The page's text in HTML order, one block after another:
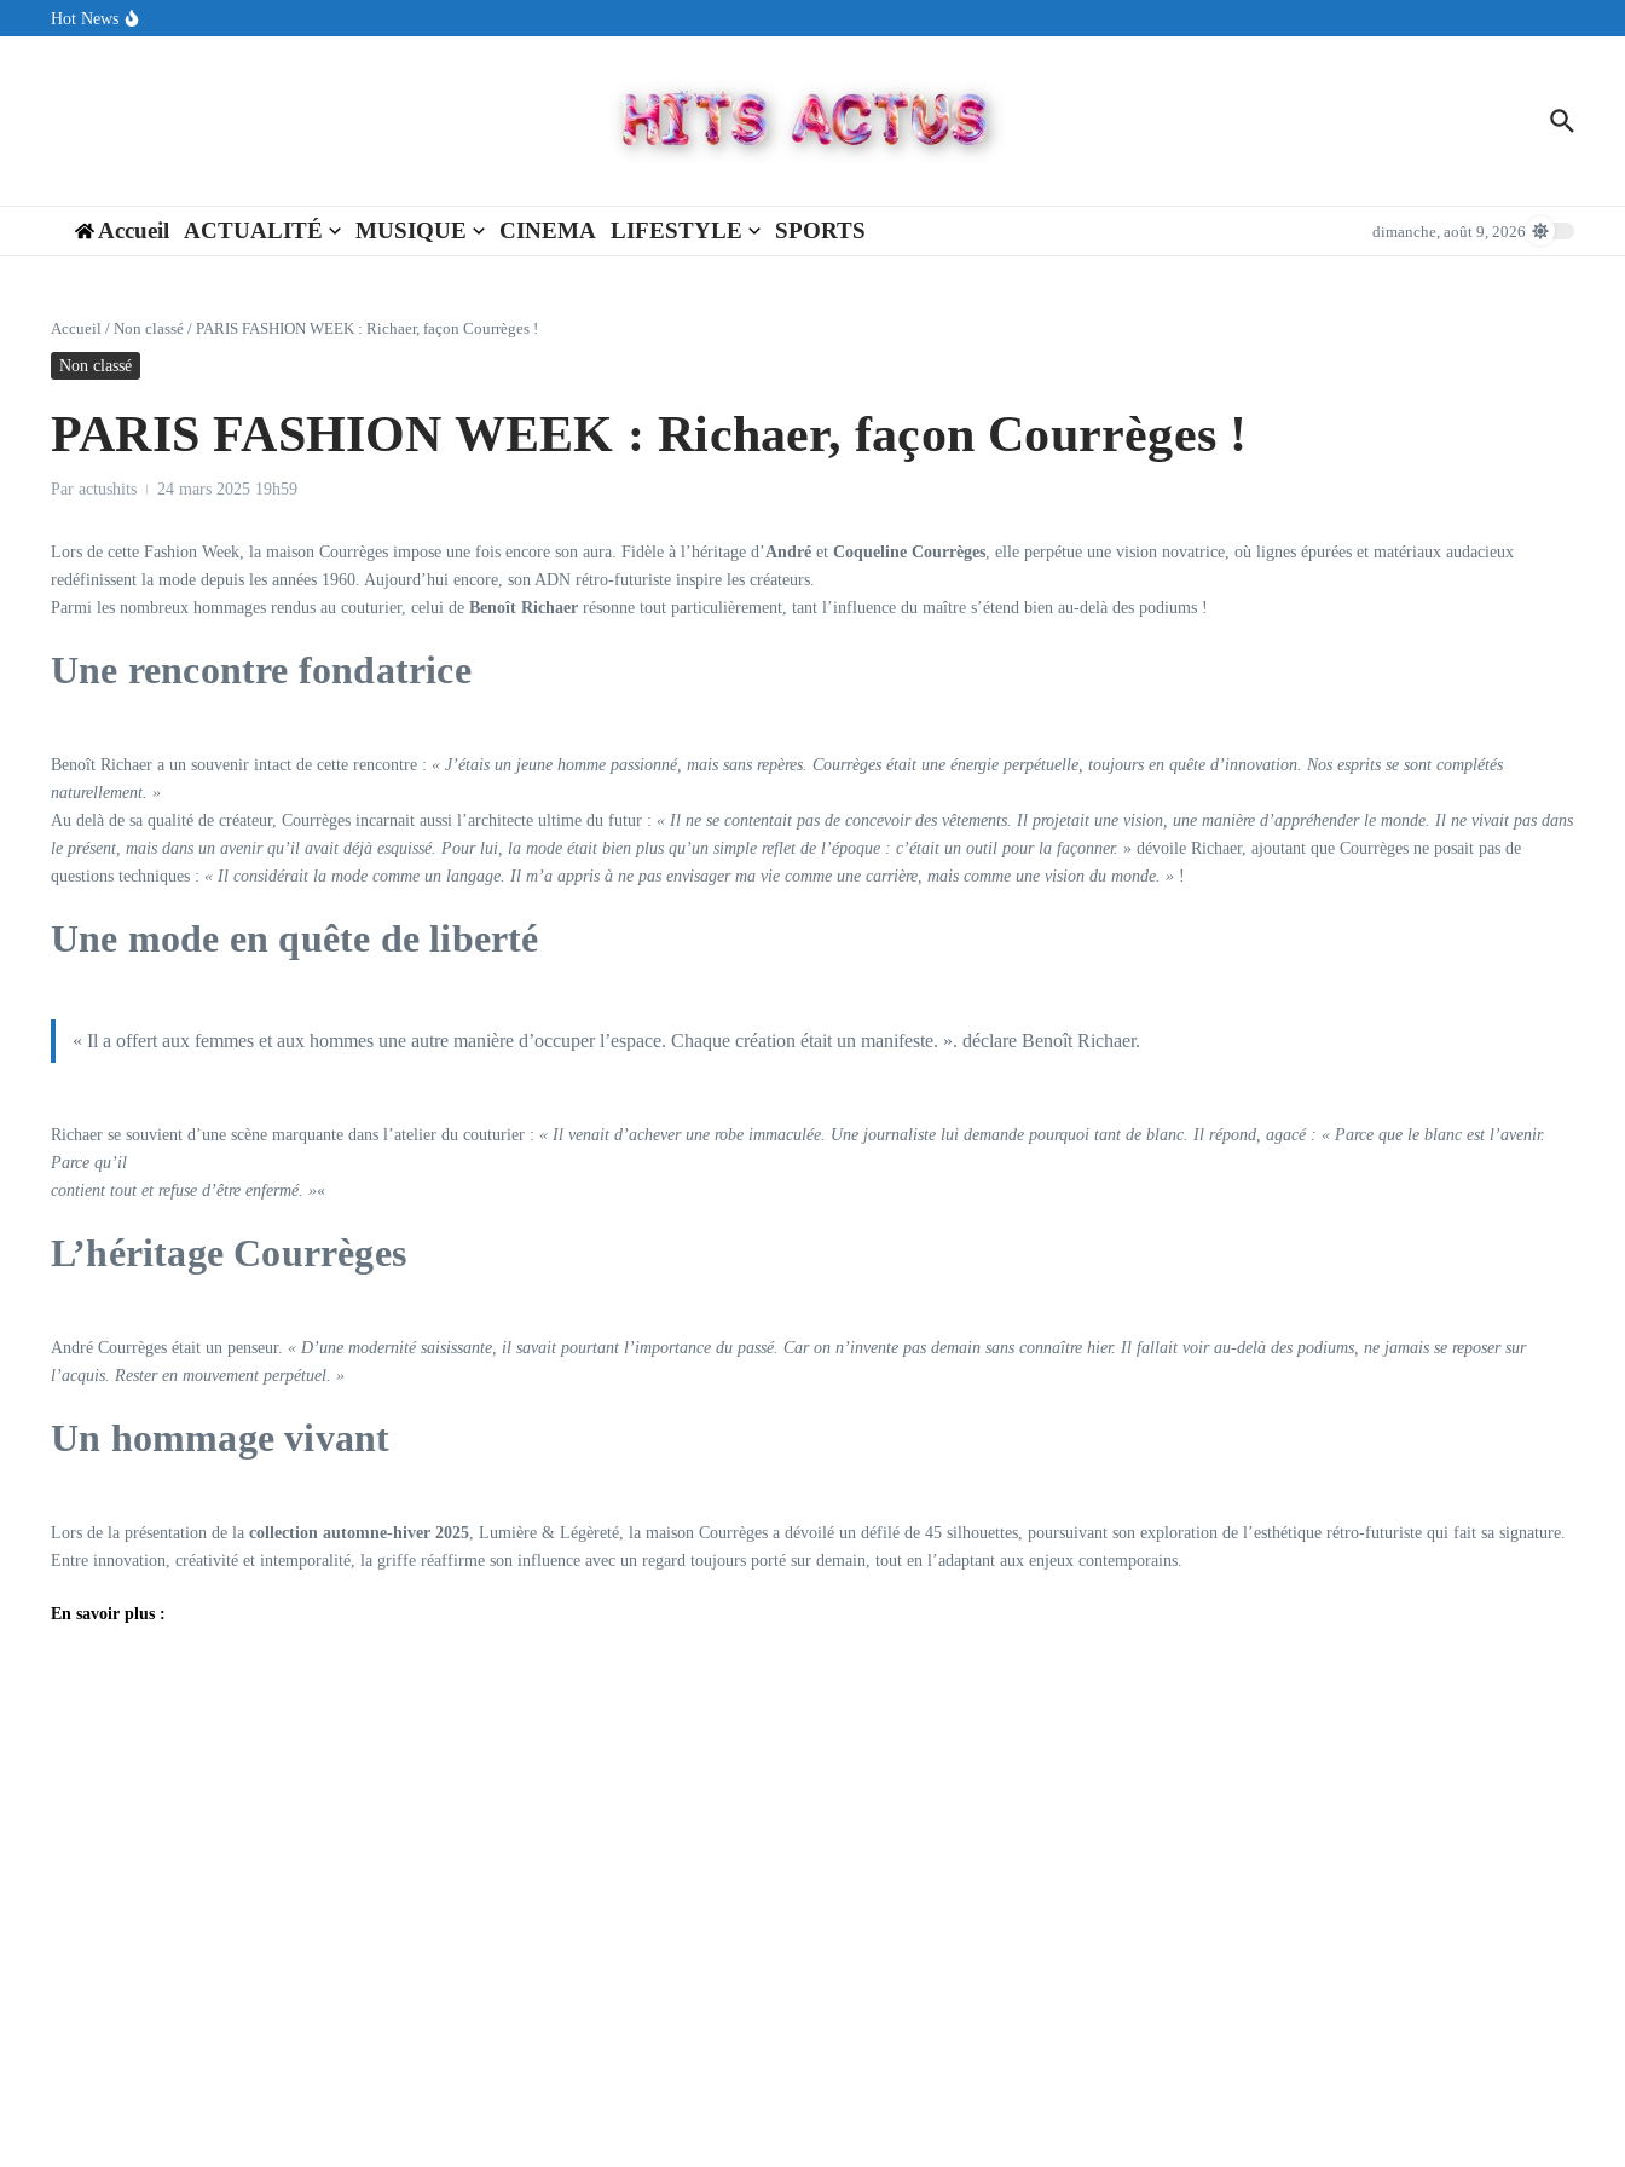
Aller au contenu
Hot News
Seth Walker transforme la douleur en hymne lumineux avec « Rearview Full Of You »
Accueil ACTUALITÉ MUSIQUE CINEMA LIFESTYLE SPORTS dimanche, août 9, 2026
Accueil / Non classé / PARIS FASHION WEEK : Richaer, façon Courrèges !
Non classé
PARIS FASHION WEEK : Richaer, façon Courrèges !
Par actushits 24 mars 2025 19h59
Lors de cette Fashion Week, la maison Courrèges impose une fois encore son aura. Fidèle à l’héritage d’André et Coqueline Courrèges, elle perpétue une vision novatrice, où lignes épurées et matériaux audacieux
redéfinissent la mode depuis les années 1960. Aujourd’hui encore, son ADN rétro-futuriste inspire les créateurs.
Parmi les nombreux hommages rendus au couturier, celui de Benoît Richaer résonne tout particulièrement, tant l’influence du maître s’étend bien au-delà des podiums !
Une rencontre fondatrice
Benoît Richaer a un souvenir intact de cette rencontre : « J’étais un jeune homme passionné, mais sans repères. Courrèges était une énergie perpétuelle, toujours en quête d’innovation. Nos esprits se sont complétés
naturellement. »
Au delà de sa qualité de créateur, Courrèges incarnait aussi l’architecte ultime du futur : « Il ne se contentait pas de concevoir des vêtements. Il projetait une vision, une manière d’appréhender le monde. Il ne vivait pas dans
le présent, mais dans un avenir qu’il avait déjà esquissé. Pour lui, la mode était bien plus qu’un simple reflet de l’époque : c’était un outil pour la façonner. » dévoile Richaer, ajoutant que Courrèges ne posait pas de
questions techniques : « Il considérait la mode comme un langage. Il m’a appris à ne pas envisager ma vie comme une carrière, mais comme une vision du monde. » !
Une mode en quête de liberté
« Il a offert aux femmes et aux hommes une autre manière d’occuper l’espace. Chaque création était un manifeste. ». déclare Benoît Richaer.
Richaer se souvient d’une scène marquante dans l’atelier du couturier : « Il venait d’achever une robe immaculée. Une journaliste lui demande pourquoi tant de blanc. Il répond, agacé : « Parce que le blanc est l’avenir.
Parce qu’il
contient tout et refuse d’être enfermé. »«
L’héritage Courrèges
André Courrèges était un penseur. « D’une modernité saisissante, il savait pourtant l’importance du passé. Car on n’invente pas demain sans connaître hier. Il fallait voir au-delà des podiums, ne jamais se reposer sur
l’acquis. Rester en mouvement perpétuel. »
Un hommage vivant
Lors de la présentation de la collection automne-hiver 2025 , Lumière & Légèreté, la maison Courrèges a dévoilé un défilé de 45 silhouettes, poursuivant son exploration de l’esthétique rétro-futuriste qui fait sa signature.
Entre innovation, créativité et intemporalité, la griffe réaffirme son influence avec un regard toujours porté sur demain, tout en l’adaptant aux enjeux contemporains.
En savoir plus :